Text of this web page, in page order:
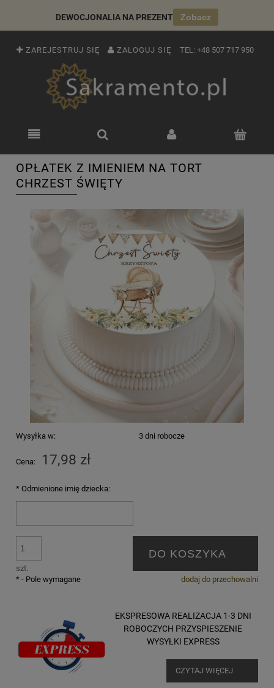
DEWOCJONALIA NA PREZENT Zobacz
ZAREJESTRUJ SIĘ ZALOGUJ SIĘ TEL: +48 507 717 950
OPŁATEK Z IMIENIEM NA TORT
CHRZEST ŚWIĘTY
Wysyłka w: 3 dni robocze
Cena: 17,98 zł
* Odmienione imię dziecka:
szt.
DO KOSZYKA
dodaj do przechowalni
* - Pole wymagane
EKSPRESOWA REALIZACJA 1-3 DNI
ROBOCZYCH PRZYSPIESZENIE
WYSYŁKI EXPRESS
CZYTAJ WIĘCEJ